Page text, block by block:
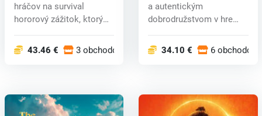
hráčov na survival
hororový zážitok, ktorý
43.46 € 3 obchodoch
a autentickým
dobrodružstvom v hre
34.10 € 6 obchodoch